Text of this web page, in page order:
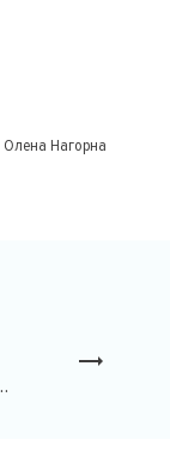
Олена Нагорна